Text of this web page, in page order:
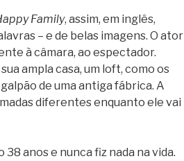
Family, assim, em inglês,
– e de belas imagens. O ator
à câmara, ao espectador.
ampla casa, um loft, como os
de uma antiga fábrica. A
diferentes enquanto ele vai
38 anos e nunca fiz nada na vida.